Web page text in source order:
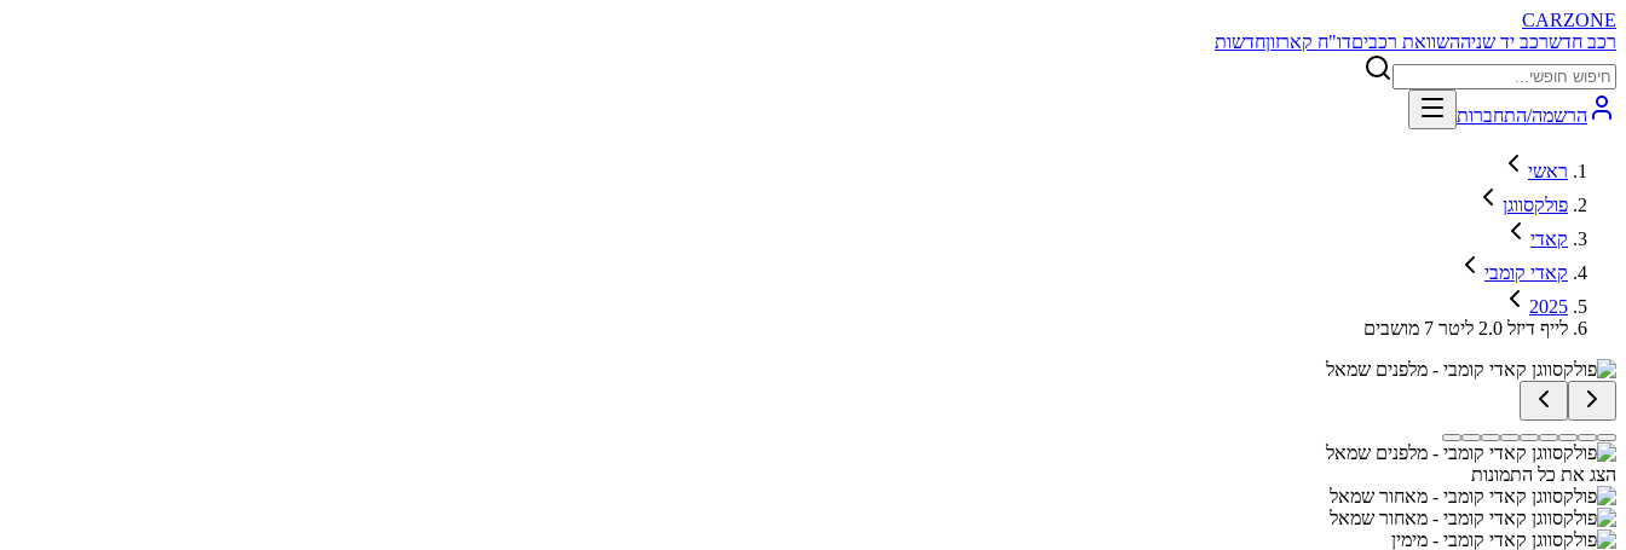
CARZONE
רכב חדשרכב יד שניההשוואת רכביםדו"ח קארזוןחדשות
הרשמה/התחברות
ראשי
פולקסווגן
קאדי
קאדי קומבי
2025
לייף דיזל 2.0 ליטר 7 מושבים
הצג את כל התמונות